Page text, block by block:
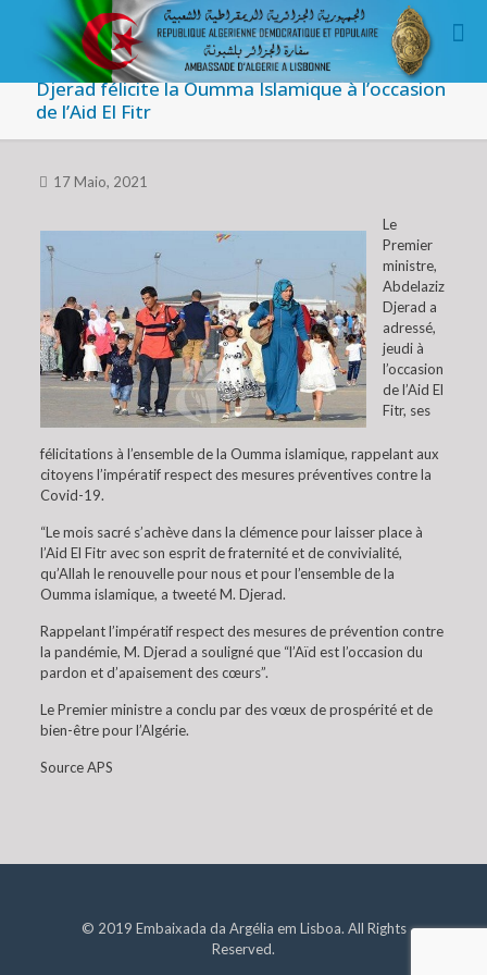
Djerad félicite la Oumma Islamique à l’occasion
de l’Aid El Fitr
17 Maio, 2021
Le
Premier
ministre,
Abdelaziz
Djerad a
adressé,
jeudi à
l’occasion
de l’Aid El
Fitr, ses
félicitations à l’ensemble de la Oumma islamique, rappelant aux
citoyens l’impératif respect des mesures préventives contre la
Covid-19.
“Le mois sacré s’achève dans la clémence pour laisser place à
l’Aid El Fitr avec son esprit de fraternité et de convivialité,
qu’Allah le renouvelle pour nous et pour l’ensemble de la
Oumma islamique, a tweeté M. Djerad.
Rappelant l’impératif respect des mesures de prévention contre
la pandémie, M. Djerad a souligné que “l’Aïd est l’occasion du
pardon et d’apaisement des cœurs”.
Le Premier ministre a conclu par des vœux de prospérité et de
bien-être pour l’Algérie.
Source APS
© 2019 Embaixada da Argélia em Lisboa. All Rights
Reserved.